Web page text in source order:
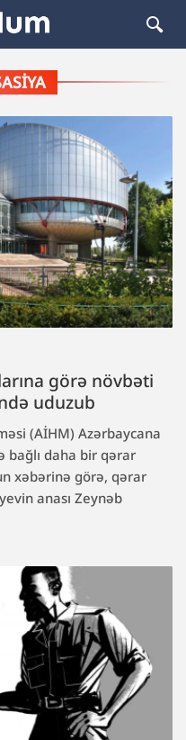
görə növbəti
uduzub
(AİHM) Azərbaycana
bağlı daha bir qərar
xəbərinə görə, qərar
anası Zeynəb